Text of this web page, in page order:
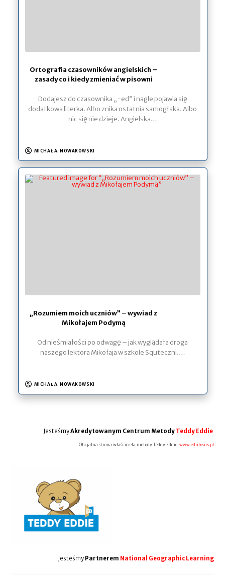
Ortografia czasowników angielskich –
zasady co i kiedy zmieniać w pisowni
Dodajesz do czasownika „-ed” i nagle pojawia się
dodatkowa literka. Albo znika ostatnia samogłska. Albo
nic się nie dzieje. Angielska…
MICHAŁ A. NOWAKOWSKI
„Rozumiem moich uczniów” – wywiad z
Mikołajem Podymą
Od nieśmiałości po odwagę – jak wyglądała droga
naszego lektora Mikołaja w szkole Squteczni.…
MICHAŁ A. NOWAKOWSKI
JesteśmyAkredytowanym Centrum Metody Teddy Eddie
Oficjalna strona właściciela metody Teddy Eddie: www.edubears.pl
Jesteśmy Partnerem National Geographic Learning